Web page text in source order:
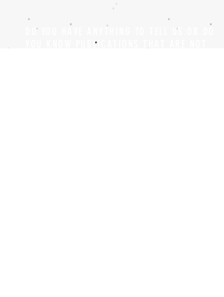
DO YOU HAVE ANYTHING TO TELL US OR DO
YOU KNOW PUBLICATIONS THAT ARE NOT